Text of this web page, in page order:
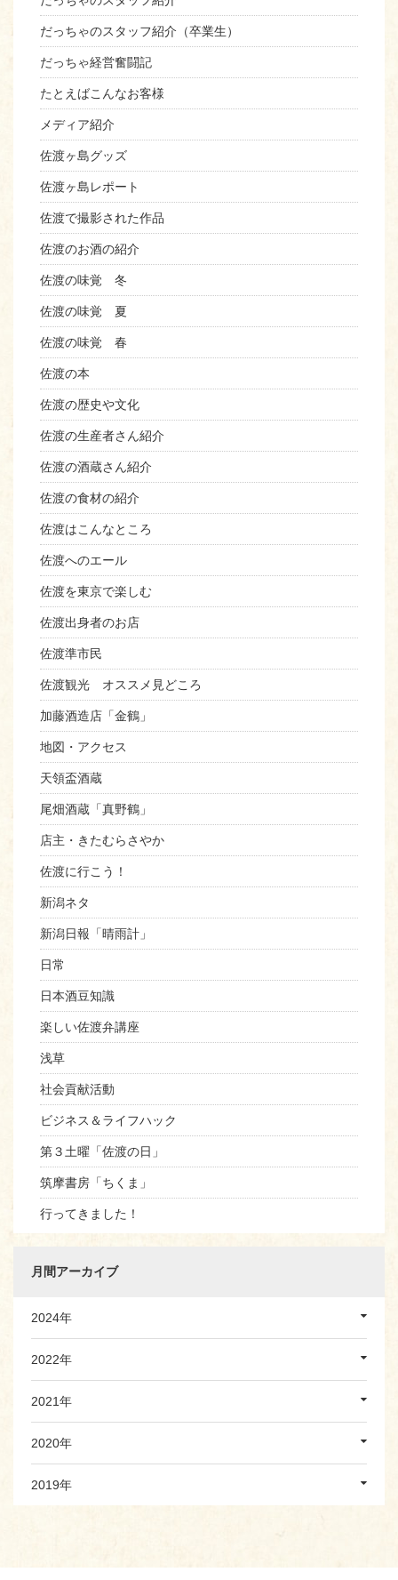
だっちゃのスタッフ紹介（卒業生）
だっちゃ経営奮闘記
たとえばこんなお客様
メディア紹介
佐渡ヶ島グッズ
佐渡ヶ島レポート
佐渡で撮影された作品
佐渡のお酒の紹介
佐渡の味覚 冬
佐渡の味覚 夏
佐渡の味覚 春
佐渡の本
佐渡の歴史や文化
佐渡の生産者さん紹介
佐渡の酒蔵さん紹介
佐渡の食材の紹介
佐渡はこんなところ
佐渡へのエール
佐渡を東京で楽しむ
佐渡出身者のお店
佐渡準市民
佐渡観光 オススメ見どころ
加藤酒造店「金鶴」
地図・アクセス
天領盃酒蔵
尾畑酒蔵「真野鶴」
店主・きたむらさやか
佐渡に行こう！
新潟ネタ
新潟日報「晴雨計」
日常
日本酒豆知識
楽しい佐渡弁講座
浅草
社会貢献活動
ビジネス＆ライフハック
第３土曜「佐渡の日」
筑摩書房「ちくま」
行ってきました！
月間アーカイブ
2024年
2022年
2021年
2020年
2019年